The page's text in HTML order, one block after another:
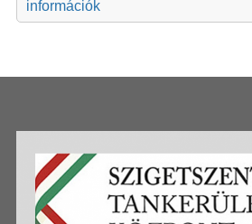
információk